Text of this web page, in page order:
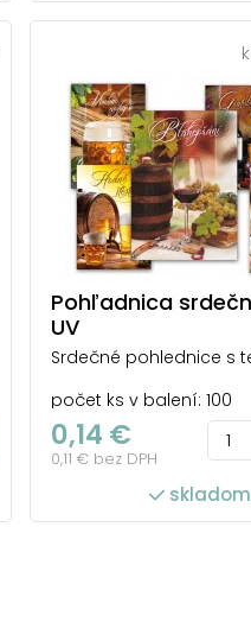
počet ks v balení: 100
Pohľadnica
UV
Srdečné pohlednice s
počet ks v balení: 100
0,14 €
0,11 € bez DPH
skladom